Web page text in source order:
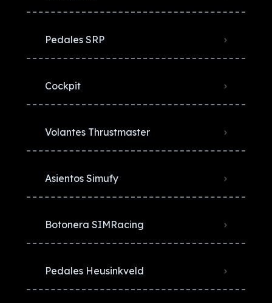
Pedales SRP
Cockpit
Volantes Thrustmaster
Asientos Simufy
Botonera SIMRacing
Pedales Heusinkveld